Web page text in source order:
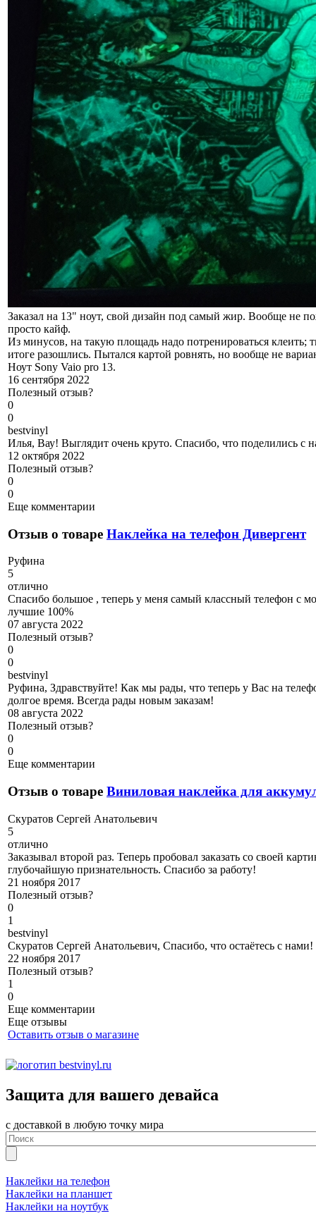
Заказал на 13" ноут, свой дизайн под самый жир. Вообще не
просто кайф.
Из минусов, на такую площадь надо потренироваться клеить;
итоге разошлись. Пытался картой ровнять, но вообще не
Ноут Sony Vaio pro 13.
16 сентября 2022
Полезный отзыв?
0
0
bestvinyl
Илья, Вау! Выглядит очень круто. Спасибо, что поделились с
12 октября 2022
Полезный отзыв?
0
0
Еще комментарии
Отзыв о товаре Наклейка на телефон Дивергент
Руфина
5
отлично
Спасибо большое , теперь у меня самый классный телефон с
лучшие 100%
07 августа 2022
Полезный отзыв?
0
0
bestvinyl
Руфина, Здравствуйте! Как мы рады, что теперь у Вас на
долгое время. Всегда рады новым заказам!
08 августа 2022
Полезный отзыв?
0
0
Еще комментарии
Отзыв о товаре Виниловая наклейка для
Скуратов Сергей Анатольевич
5
отлично
Заказывал второй раз. Теперь пробовал заказать со своей
глубочайшую признательность. Спасибо за работу!
21 ноября 2017
Полезный отзыв?
0
1
bestvinyl
Скуратов Сергей Анатольевич, Спасибо, что остаётесь с
22 ноября 2017
Полезный отзыв?
1
0
Еще комментарии
Еще отзывы
Оставить отзыв о магазине
Защита для вашего девайса
с доставкой в любую точку мира
Наклейки на телефон
Наклейки на планшет
Наклейки на ноутбук